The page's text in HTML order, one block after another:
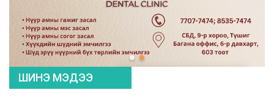
ШИНЭ МЭДЭЭ